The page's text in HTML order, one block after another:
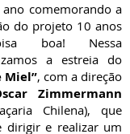
comemorando a
do projeto 10 anos
boa! Nessa
a estreia do
Miel”, com a direção
Zimmermann
Chilena), que
dirigir e realizar um